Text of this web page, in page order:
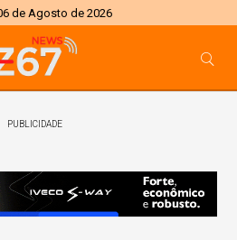
de Agosto de 2026
PUBLICIDADE